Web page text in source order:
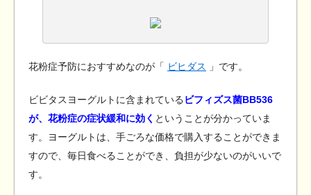
花粉症予防におすすめなのが「 ビヒダス 」です。
ビビタスヨーグルトに含まれている ビフィズス菌BB536
が、花粉症の症状緩和に効く ということが分かっていま
す。ヨーグルトは、手ごろな価格で購入することができま
すので、毎日食べることができ、負担が少ないのがいいで
す。